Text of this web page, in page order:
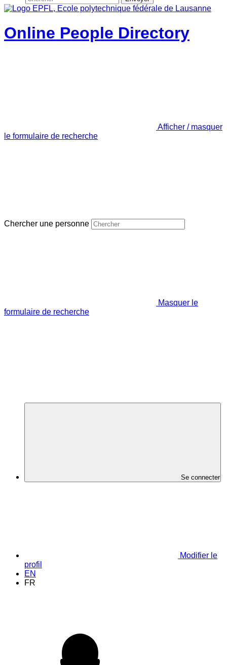
Online People Directory
Afficher / masquer
le formulaire de recherche
Chercher une personne
Masquer le
formulaire de recherche
Se connecter
Modifier le
profil
EN
FR